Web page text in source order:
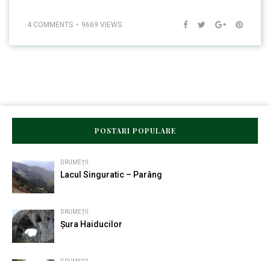
4 COMMENTS 9669 VIEWS
POSTARI POPULARE
DRUMEȚII
Lacul Singuratic – Parâng
DRUMEȚII
Șura Haiducilor